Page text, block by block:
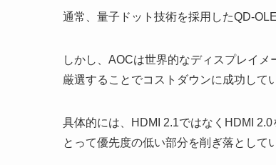
通常、量子ドット技術を採用したQD-
しかし、AOCは世界的なディスプレイ
厳選することでコストダウンに成功して
具体的には、HDMI 2.1ではなくHDMI
とって優先度の低い部分を削ぎ落として